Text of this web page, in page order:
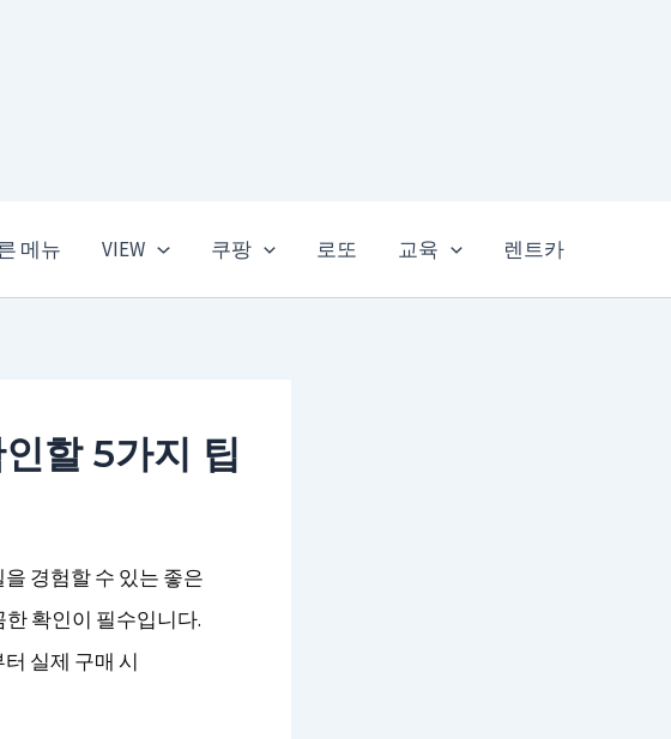
메뉴 VIEW 쿠팡 로또 교육 렌트카
할 5가지 팁
경험할 수 있는 좋은
확인이 필수입니다.
실제 구매 시